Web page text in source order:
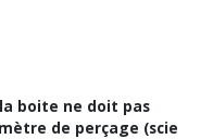
boite ne doit pas
de perçage (scie